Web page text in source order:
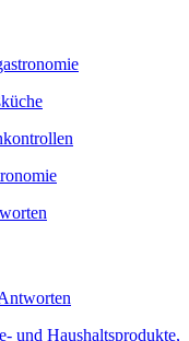
und Haushaltsprodukte,